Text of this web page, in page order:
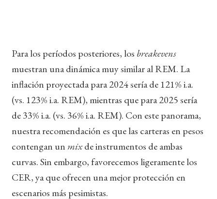
Para los períodos posteriores, los breakevens
muestran una dinámica muy similar al REM. La
inflación proyectada para 2024 sería de 121% i.a.
(vs. 123% i.a. REM), mientras que para 2025 sería
de 33% i.a. (vs. 36% i.a. REM). Con este panorama,
nuestra recomendación es que las carteras en pesos
contengan un mixde instrumentos de ambas
curvas. Sin embargo, favorecemos ligeramente los
CER, ya que ofrecen una mejor protección en
escenarios más pesimistas.